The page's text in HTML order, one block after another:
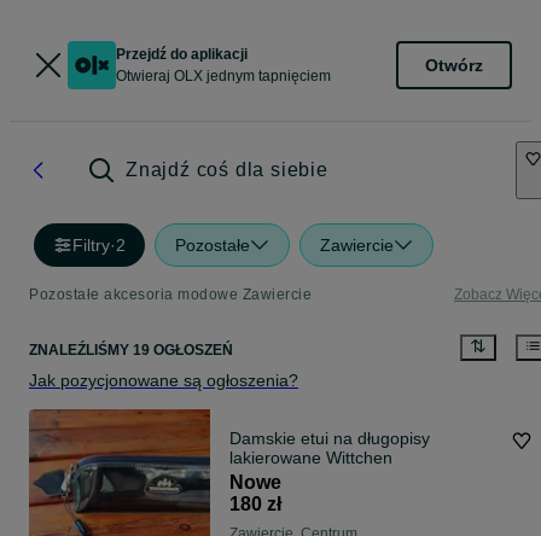
Przejdź do aplikacji
Otwieraj OLX jednym tapnięciem
Otwórz
Znajdź coś dla siebie
Filtry·2 Pozostałe Zawiercie
Pozostałe akcesoria modowe Zawiercie Zobacz
ZNALEŹLIŚMY 19 OGŁOSZEŃ
Jak pozycjonowane są ogłoszenia?
Damskie etui na długopisy
lakierowane Wittchen
Nowe
180 zł